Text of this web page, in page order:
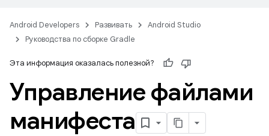
Android Developers Развивать
Android Studio
Руководства по сборке Gradle
Эта информация оказалась полезной?
Управление файлами
манифеста